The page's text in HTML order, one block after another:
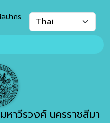
ปากร
าวีรวงศ์ นครราชสีมา